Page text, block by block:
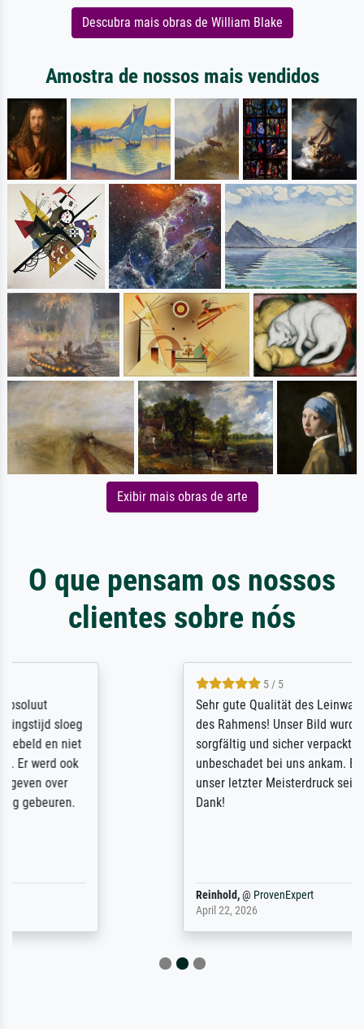
Descubra mais obras de William Blake
Amostra de nossos mais vendidos
Exibir mais obras de arte
O que pensam os nossos
clientes sobre nós
Sehr gute Qualität des Leinwanddrucks und
des Rahmens! Unser Bild wurde sehr
sorgfältig und sicher verpackt, so dass es
unbeschadet bei uns ankam. Es wird nicht
unser letzter Meisterdruck sein. Vielen
Dank!